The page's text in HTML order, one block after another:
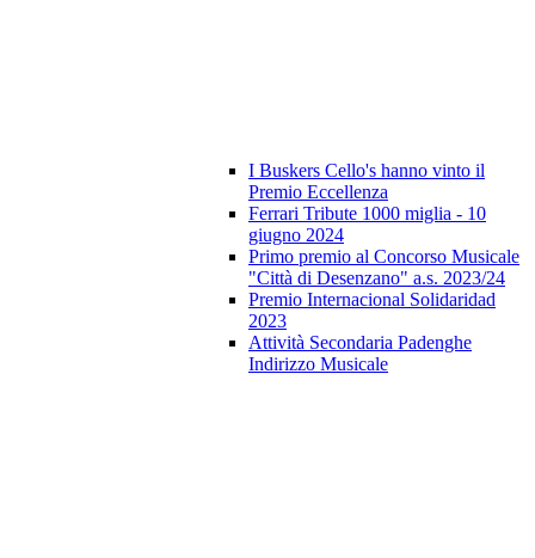
I Buskers Cello's hanno vinto il
Premio Eccellenza
Ferrari Tribute 1000 miglia - 10
giugno 2024
Primo premio al Concorso Musicale
"Città di Desenzano" a.s. 2023/24
Premio Internacional Solidaridad
2023
Attività Secondaria Padenghe
Indirizzo Musicale